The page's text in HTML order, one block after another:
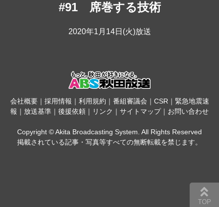
#91 席巻する技術
2020年1月14日(火)放送
会社概要｜ 採用情報 ｜ 利用規約 ｜ 番組審議会 ｜ CSR ｜ 緊急地震速
報 ｜ 放送基準 ｜ 後援依頼 ｜ リンク ｜ サイトマップ｜ お問い合わせ
Copyright © Akita Broadcasting System. All Rights Reserved
掲載されている記事・写真等すべての無断転載を禁じます。